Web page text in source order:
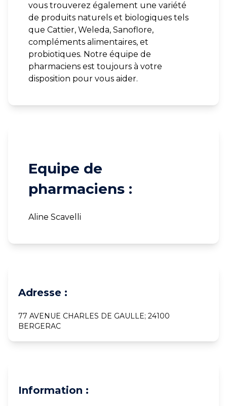
vous trouverez également une variété
de produits naturels et biologiques tels
que Cattier, Weleda, Sanoflore,
compléments alimentaires, et
probiotiques. Notre équipe de
pharmaciens est toujours à votre
disposition pour vous aider.
Equipe de
pharmaciens :
Aline Scavelli
Adresse :
77 AVENUE CHARLES DE GAULLE; 24100
BERGERAC
Information :